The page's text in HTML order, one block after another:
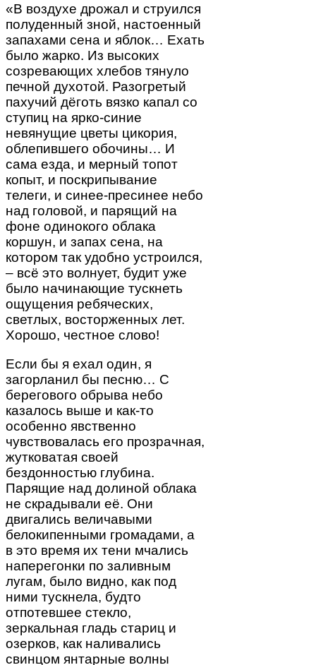
«В воздухе дрожал и струился
полуденный зной, настоенный
запахами сена и яблок… Ехать
было жарко. Из высоких
созревающих хлебов тянуло
печной духотой. Разогретый
пахучий дёготь вязко капал со
ступиц на ярко-синие
невянущие цветы цикория,
облепившего обочины… И
сама езда, и мерный топот
копыт, и поскрипывание
телеги, и синее-пресинее небо
над головой, и парящий на
фоне одинокого облака
коршун, и запах сена, на
котором так удобно устроился,
– всё это волнует, будит уже
было начинающие тускнеть
ощущения ребяческих,
светлых, восторженных лет.
Хорошо, честное слово!
Если бы я ехал один, я
загорланил бы песню… С
берегового обрыва небо
казалось выше и как-то
особенно явственно
чувствовалась его прозрачная,
жутковатая своей
бездонностью глубина.
Парящие над долиной облака
не скрадывали её. Они
двигались величавыми
белокипенными громадами, а
в это время их тени мчались
наперегонки по заливным
лугам, было видно, как под
ними тускнела, будто
отпотевшее стекло,
зеркальная гладь стариц и
озерков, как наливались
свинцом янтарные волны